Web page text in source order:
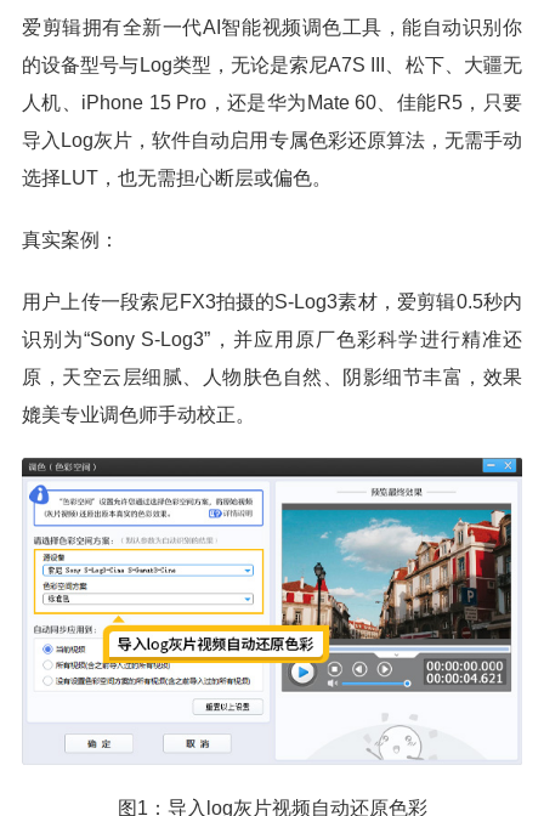
爱剪辑拥有全新一代AI智能视频调色工具，能自动识别你
的设备型号与Log类型，无论是索尼A7S III、松下、大疆无
人机、iPhone 15 Pro，还是华为Mate 60、佳能R5，只要
导入Log灰片，软件自动启用专属色彩还原算法，无需手动
选择LUT，也无需担心断层或偏色。
真实案例：
用户上传一段索尼FX3拍摄的S-Log3素材，爱剪辑0.5秒内
识别为“Sony S-Log3”，并应用原厂色彩科学进行精准还
原，天空云层细腻、人物肤色自然、阴影细节丰富，效果
媲美专业调色师手动校正。
图1：导入log灰片视频自动还原色彩